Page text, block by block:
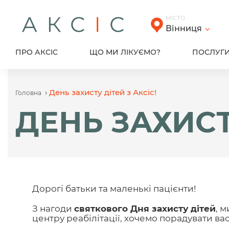
content
МІСТО
Вінниця
ПРО АКСІС ЩО МИ ЛІКУЄМО?
Головна › День захисту дітей з Аксіс!
ДЕНЬ
Дорогі батьки та маленькі пацієнти!
З нагоди святкового Дня захисту дітей,
центру реабілітації, хочемо порадувати